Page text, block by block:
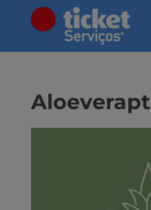
Aloeverapt